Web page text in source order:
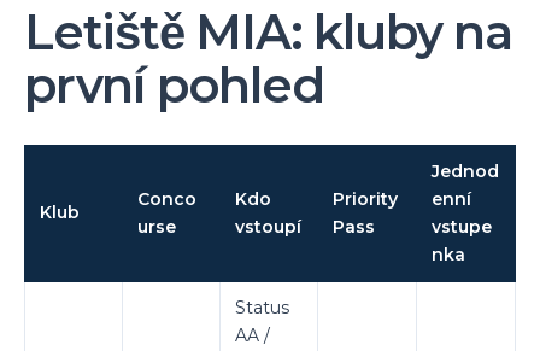
Letiště MIA: kluby na
první pohled
Klub
Conco
urse
Kdo
vstoupí
Priority
Pass
Jednod
enní
vstupe
nka
Status
AA /